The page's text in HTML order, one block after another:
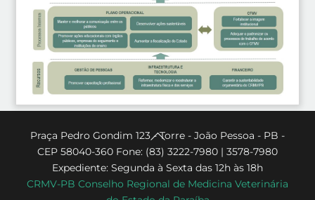
Back
To
Top
Praça Pedro Gondim 123 - Torre - João Pessoa - PB -
CEP 58040-360 Fone: (83) 3222-7980 | 3578-7980
Expediente: Segunda à Sexta das 12h às 18h
CRMV-PB Conselho Regional de Medicina Veterinária